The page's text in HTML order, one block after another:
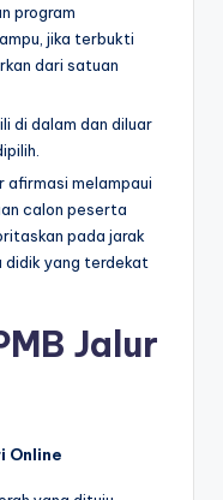
program
jika terbukti
dari satuan
di dalam dan diluar
afirmasi melampaui
calon peserta
pada jarak
yang terdekat
Jalur
Online